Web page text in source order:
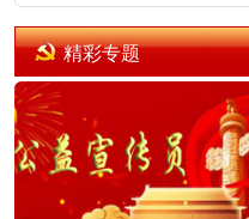
精彩专题